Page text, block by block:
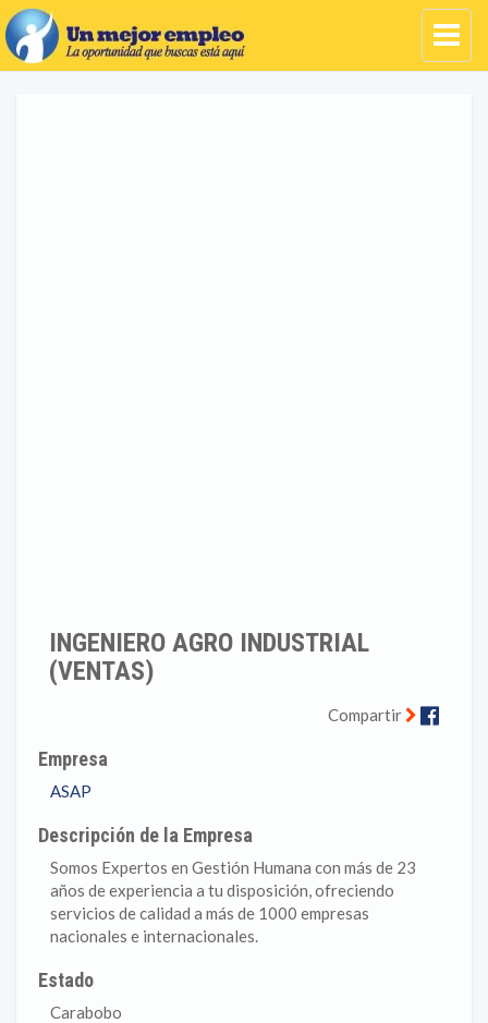
INGENIERO AGRO INDUSTRIAL
(VENTAS)
Compartir
Empresa
ASAP
Descripción de la Empresa
Somos Expertos en Gestión Humana con más de 23
años de experiencia a tu disposición, ofreciendo
servicios de calidad a más de 1000 empresas
nacionales e internacionales.
Estado
Carabobo